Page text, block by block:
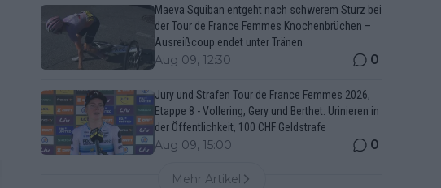
Maeva Squiban entgeht nach schwerem Sturz bei
der Tour de France Femmes Knochenbrüchen –
Ausreißcoup endet unter Tränen
Aug 09, 12:30 0
Jury und Strafen Tour de France Femmes 2026,
Etappe 8 - Vollering, Gery und Berthet: Urinieren in
der Öffentlichkeit, 100 CHF Geldstrafe
Aug 09, 15:00 0
Mehr Artikel